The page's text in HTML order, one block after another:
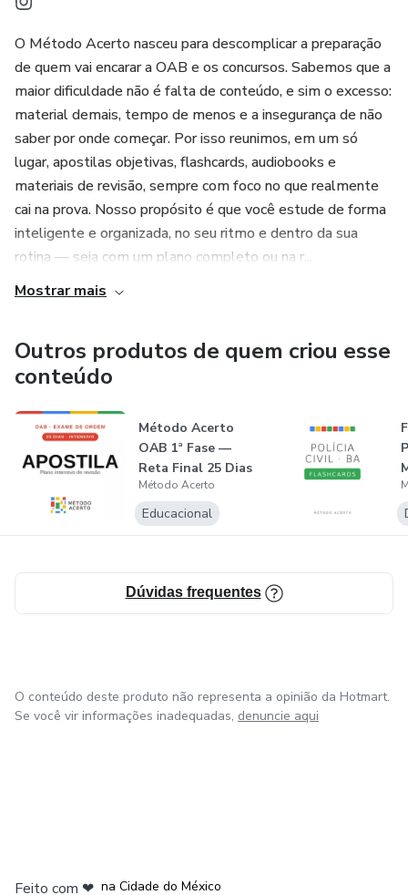
O Método Acerto nasceu para descomplicar a preparação
de quem vai encarar a OAB e os concursos. Sabemos que a
maior dificuldade não é falta de conteúdo, e sim o excesso:
material demais, tempo de menos e a insegurança de não
saber por onde começar. Por isso reunimos, em um só
lugar, apostilas objetivas, flashcards, audiobooks e
materiais de revisão, sempre com foco no que realmente
cai na prova. Nosso propósito é que você estude de forma
inteligente e organizada, no seu ritmo e dentro da sua
rotina — seja com um plano completo ou na r...
Mostrar mais
Outros produtos de quem criou esse
conteúdo
Método Acerto
OAB 1ª Fase —
Reta Final 25 Dias
Método Acerto
Educacional
Dúvidas frequentes
O conteúdo deste produto não representa a opinião da Hotmart.
Se você vir informações inadequadas, denuncie aqui
Feito com ❤ na Cidade do México